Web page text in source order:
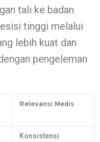
tali ke badan
tinggi melalui
lebih kuat dan
pengeleman
Relevansi Medis
Konsistensi